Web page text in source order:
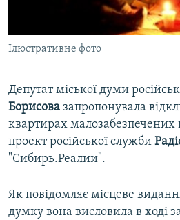
УКРАЇНСЬКА ПРОБЛЕМА КРИМУ
Усі сайти RFE/RL
Ілюстративне фото
Депутат міської думи
Борисова запропонувала
квартирах
проект російської служби
"Сибирь.Реалии".
Як повідомляє місцеве
думку вона висловила в ході